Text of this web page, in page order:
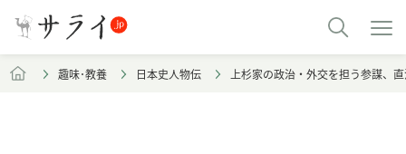
趣味･教養 日本史人物伝 上杉家の政治・外交を担う参謀、